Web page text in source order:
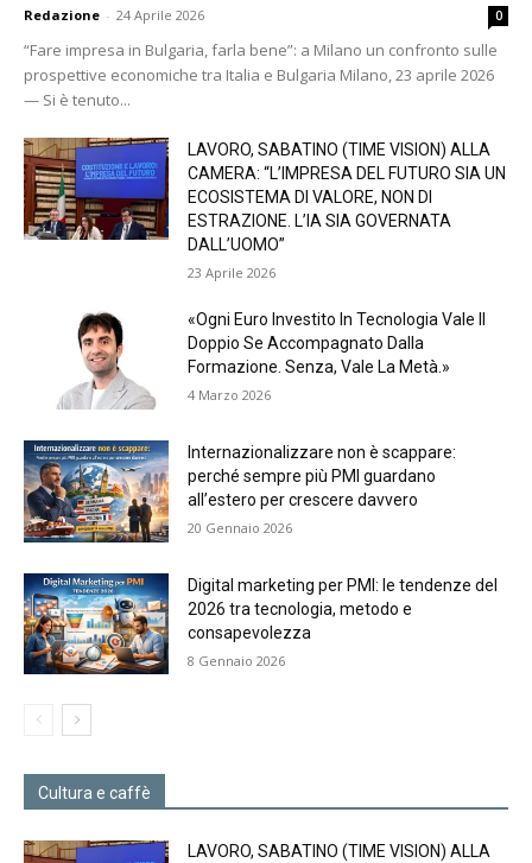
Redazione - 24 Aprile 2026 0
“Fare impresa in Bulgaria, farla bene”: a Milano un confronto sulle
prospettive economiche tra Italia e Bulgaria Milano, 23 aprile 2026
— Si è tenuto...
LAVORO, SABATINO (TIME VISION) ALLA
CAMERA: “L’IMPRESA DEL FUTURO SIA UN
ECOSISTEMA DI VALORE, NON DI
ESTRAZIONE. L’IA SIA GOVERNATA
DALL’UOMO”
23 Aprile 2026
«Ogni Euro Investito In Tecnologia Vale Il
Doppio Se Accompagnato Dalla
Formazione. Senza, Vale La Metà.»
4 Marzo 2026
Internazionalizzare non è scappare:
perché sempre più PMI guardano
all’estero per crescere davvero
20 Gennaio 2026
Digital marketing per PMI: le tendenze del
2026 tra tecnologia, metodo e
consapevolezza
8 Gennaio 2026
Cultura e caffè
LAVORO, SABATINO (TIME VISION) ALLA